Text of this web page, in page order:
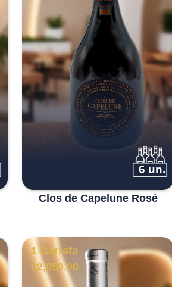
6 un.
Clos de Capelune Rosé
1 Garrafa
€2,050.00